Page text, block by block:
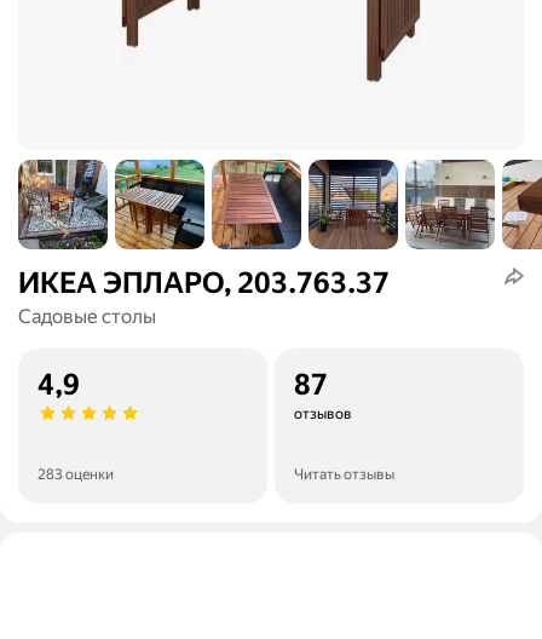
ИКЕА ЭПЛАРО, 203.763.37
Садовые столы
4,9
283 оценки
87
отзывов
Читать отзывы